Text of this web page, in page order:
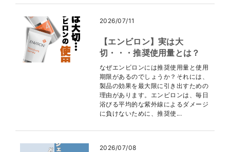
2026/07/11
【エンビロン】実は大
切・・・推奨使用量とは？
なぜエンビロンには推奨使用量と使用
期限があるのでしょうか？それには、
製品の効果を最大限に引き出すための
理由があります。エンビロンは、毎日
浴びる平均的な紫外線によるダメージ
に負けないために、推奨使...
2026/07/08